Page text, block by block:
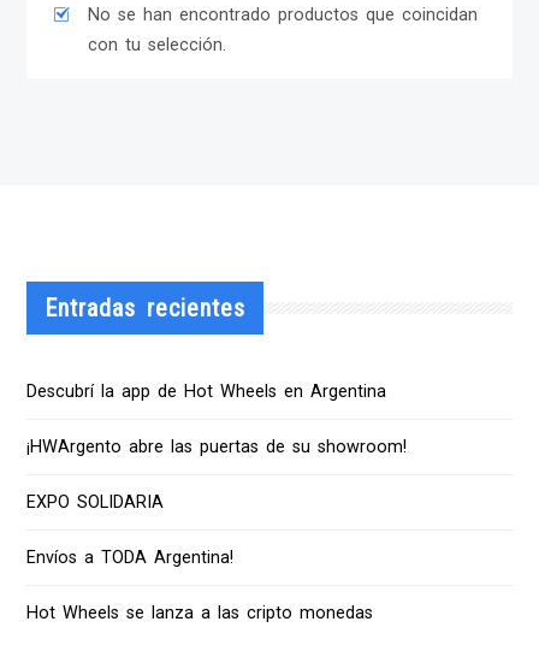
No se han encontrado productos que coincidan
con tu selección.
Entradas recientes
Descubrí la app de Hot Wheels en Argentina
¡HWArgento abre las puertas de su showroom!
EXPO SOLIDARIA
Envíos a TODA Argentina!
Hot Wheels se lanza a las cripto monedas